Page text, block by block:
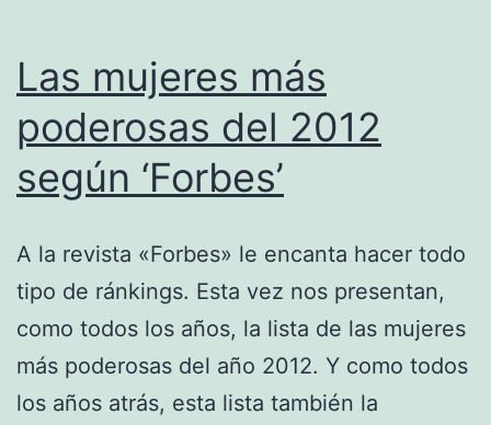
Las mujeres más
poderosas del 2012
según ‘Forbes’
A la revista «Forbes» le encanta hacer todo
tipo de ránkings. Esta vez nos presentan,
como todos los años, la lista de las mujeres
más poderosas del año 2012. Y como todos
los años atrás, esta lista también la